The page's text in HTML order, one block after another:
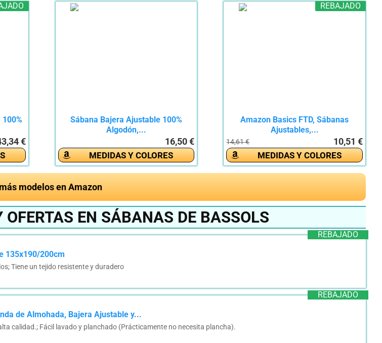
€
Sábana Bajera Ajustable 100%
Algodón,...
16,50 €
MEDIDAS Y COLORES
REBAJADO
Amazon Basics FTD, Sábanas
Ajustables,...
14,61 € 10,51 €
MEDIDAS Y COLORES
modelos en Amazon
OFERTAS EN SÁBANAS DE BASSOLS
REBAJADO
135x190/200cm
Tiene un tejido resistente y duradero
REBAJADO
de Almohada, Bajera Ajustable y...
calidad.; Fácil lavado y planchado (Prácticamente no necesita plancha).